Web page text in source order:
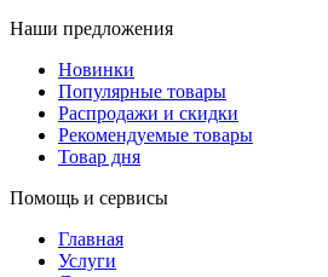
Наши предложения
Новинки
Популярные товары
Распродажи и скидки
Рекомендуемые товары
Товар дня
Помощь и сервисы
Главная
Услуги